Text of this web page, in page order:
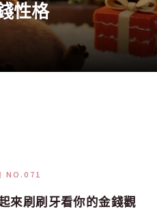
性格
NO.071
來刷刷牙看你的金錢觀